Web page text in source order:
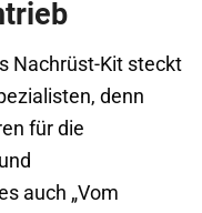
Nachrüst-Kit steckt
denn
für die
auch „Vom